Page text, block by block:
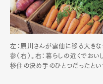
左：原川さんが雲仙に移る大き
参（右）。右：暮らしの近くでお
移住の決め手のひとつだったとい